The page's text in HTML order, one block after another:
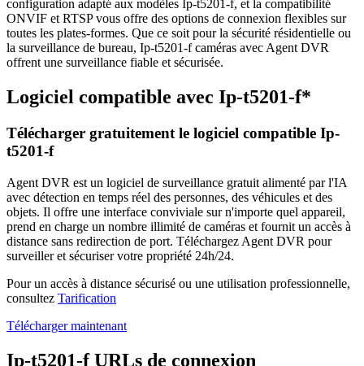
configuration adapté aux modèles Ip-t5201-f, et la compatibilité
ONVIF et RTSP vous offre des options de connexion flexibles sur
toutes les plates-formes. Que ce soit pour la sécurité résidentielle ou
la surveillance de bureau, Ip-t5201-f caméras avec Agent DVR
offrent une surveillance fiable et sécurisée.
Logiciel compatible avec Ip-t5201-f*
Télécharger gratuitement le logiciel compatible Ip-
t5201-f
Agent DVR est un logiciel de surveillance gratuit alimenté par l'IA
avec détection en temps réel des personnes, des véhicules et des
objets. Il offre une interface conviviale sur n'importe quel appareil,
prend en charge un nombre illimité de caméras et fournit un accès à
distance sans redirection de port. Téléchargez Agent DVR pour
surveiller et sécuriser votre propriété 24h/24.
Pour un accès à distance sécurisé ou une utilisation professionnelle,
consultez Tarification
Télécharger maintenant
Ip-t5201-f URLs de connexion